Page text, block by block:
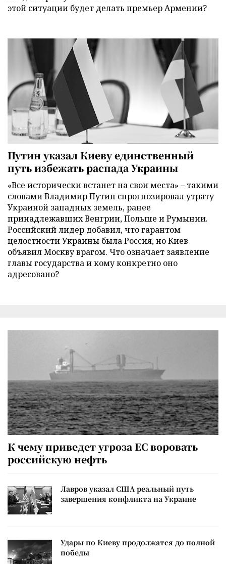
этой ситуации будет делать премьер Армении?
Путин указал Киеву единственный
путь избежать распада Украины
«Все исторически встанет на свои места» – такими
словами Владимир Путин спрогнозировал утрату
Украиной западных земель, ранее
принадлежавших Венгрии, Польше и Румынии.
Российский лидер добавил, что гарантом
целостности Украины была Россия, но Киев
объявил Москву врагом. Что означает заявление
главы государства и кому конкретно оно
адресовано?
К чему приведет угроза ЕС воровать
российскую нефть
Лавров указал США реальный путь
завершения конфликта на Украине
Удары по Киеву продолжатся до полной
победы